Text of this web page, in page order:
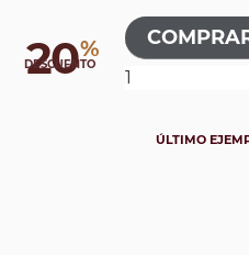
20%
DESCUENTO
ÚLTIMO